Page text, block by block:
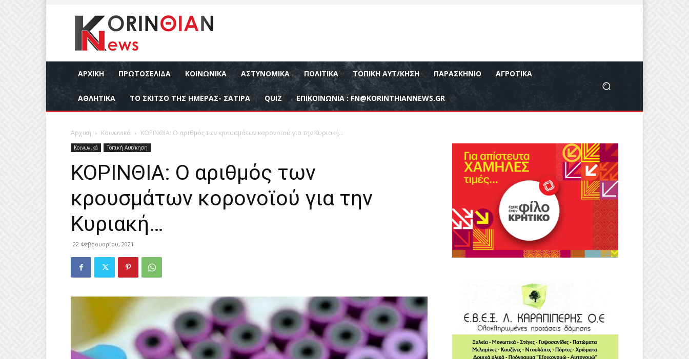
ΑΡΧΙΚΉ ΠΡΩΤΟΣΕΛΙΔΑ ΚΟΙΝΩΝΙΚΆ ΑΣΤΥΝΟΜΙΚΆ ΠΟΛΙΤΙΚΆ ΤΟΠΙΚΉ ΑΥΤ/ΚΗΣΗ ΠΑΡΑΣΚΉΝΙΟ ΑΓΡΟΤΙΚΆ
ΑΘΛΗΤΙΚΆ ΤΟ ΣΚΙΤΣΟ ΤΗΣ ΗΜΕΡΑΣ- ΣΑΤΙΡΑ QUIZ ΕΠΙΚΟΙΝΩΝΊΑ : FN@KORINTHIANNEWS.GR
Αρχική Κοινωνικά ΚΟΡΙΝΘΙΑ: Ο αριθμός των κρουσμάτων κορονοϊού για την Κυριακή…
Κοινωνικά Τοπική Αυτ/κηση
ΚΟΡΙΝΘΙΑ: Ο αριθμός των
κρουσμάτων κορονοϊού για την
Κυριακή…
22 Φεβρουαρίου, 2021